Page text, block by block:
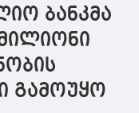
ბანკმა
გამოუყო